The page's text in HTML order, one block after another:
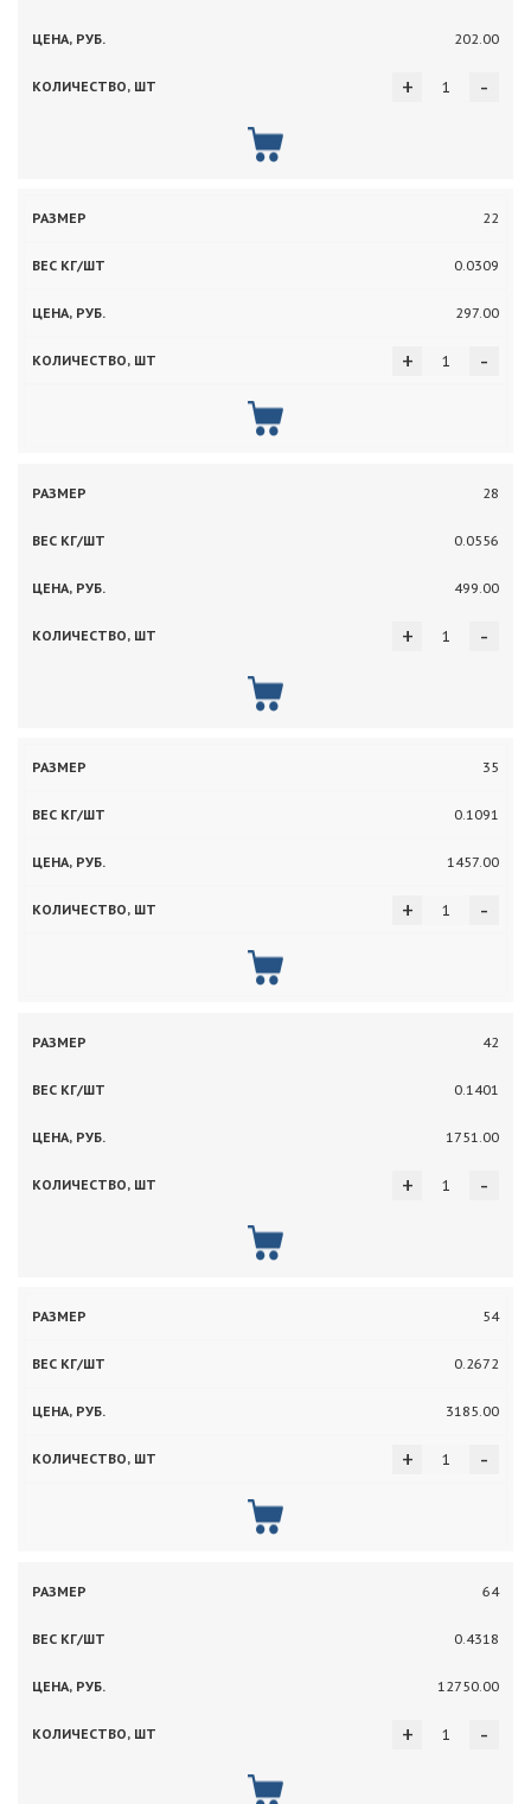
202.00
-
+
22
0.0309
297.00
-
+
28
0.0556
499.00
-
+
35
0.1091
1457.00
-
+
42
0.1401
1751.00
-
+
54
0.2672
3185.00
-
+
64
0.4318
12750.00
-
+